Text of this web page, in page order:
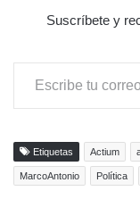
Suscríbete y
Escribe tu correo electrónico…
Etiquetas Actium
MarcoAntonio Política